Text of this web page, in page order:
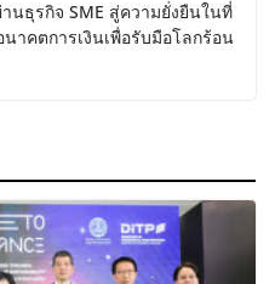
นธุรกิจ SME สู่ความยั่งยืนในที่
าคตการเงินเพื่อรับมือโลกร้อน